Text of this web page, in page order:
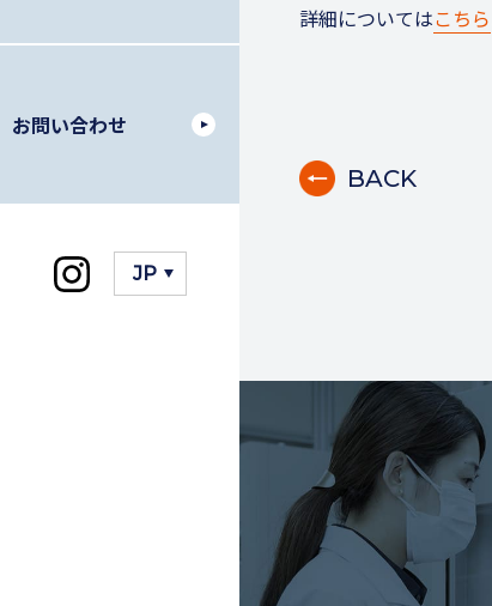
お問い合わせ
詳細についてはこちら
BACK